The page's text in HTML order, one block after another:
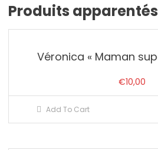
Produits apparentés
Véronica « Maman
€10,00
Add To Cart